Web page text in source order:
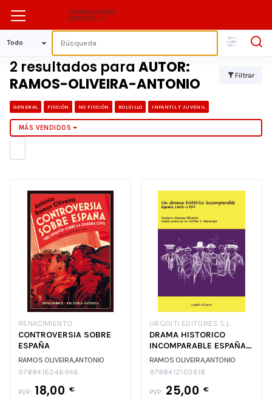
2 resultados para AUTOR:
RAMOS-OLIVEIRA-ANTONIO
Filtrar
GENERAL FICCIÓN NO FICCIÓN BOLSILLO INFANTIL Y JUVENIL
MÁS VENDIDOS
RENACIMIENTO
CONTROVERSIA SOBRE
ESPAÑA
RAMOS OLIVEIRA,ANTONIO
9788416246946
PVP: 18,00 €
URGOITI EDITORES S.L.
DRAMA HISTORICO
INCOMPARABLE ESPAÑA
1808-1939
RAMOS OLIVEIRA,ANTONIO
9788412103618
PVP: 25,00 €